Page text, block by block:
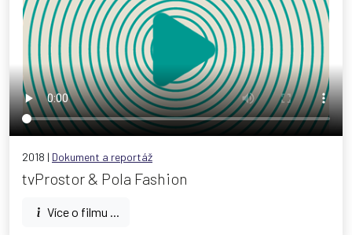
2018 | Dokument a reportáž
tvProstor & Pola Fashion
Více o filmu ...